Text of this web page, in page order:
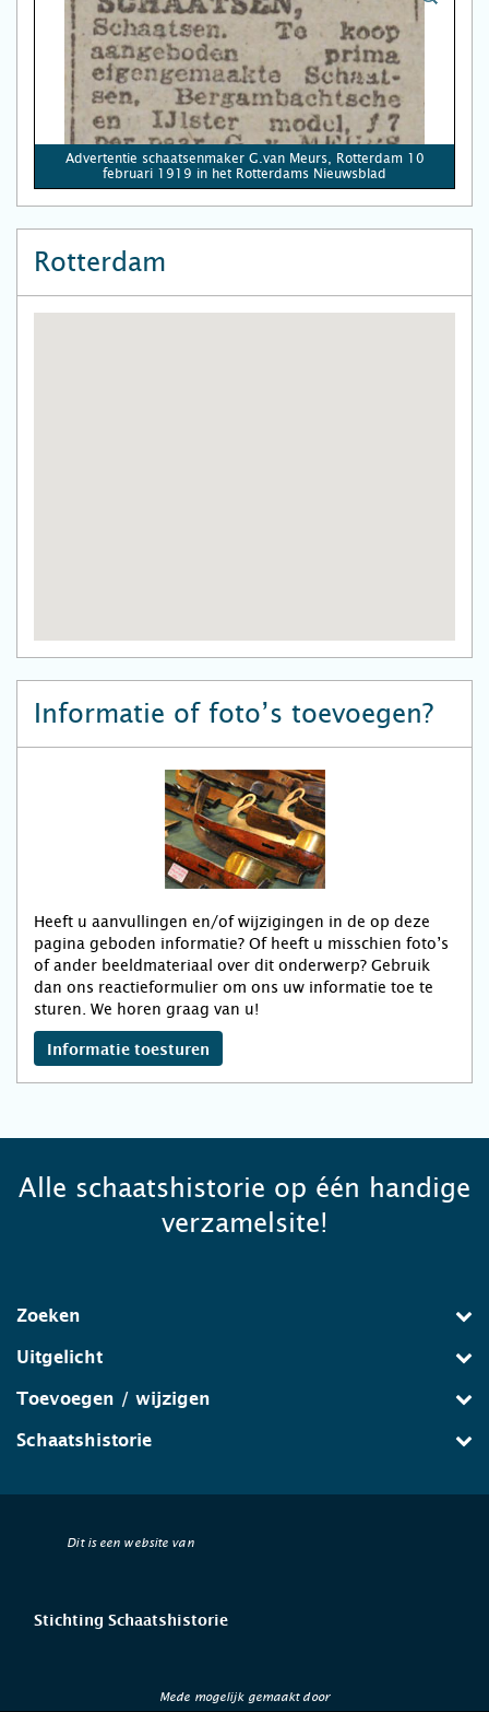
Advertentie schaatsenmaker G.van Meurs, Rotterdam 10
februari 1919 in het Rotterdams Nieuwsblad
Rotterdam
Informatie of foto’s toevoegen?
Heeft u aanvullingen en/of wijzigingen in de op deze
pagina geboden informatie? Of heeft u misschien foto’s
of ander beeldmateriaal over dit onderwerp? Gebruik
dan ons reactieformulier om ons uw informatie toe te
sturen. We horen graag van u!
Informatie toesturen
Alle schaatshistorie op één handige
verzamelsite!
Zoeken
Uitgelicht
Toevoegen / wijzigen
Schaatshistorie
Dit is een website van
Stichting Schaatshistorie
Mede mogelijk gemaakt door